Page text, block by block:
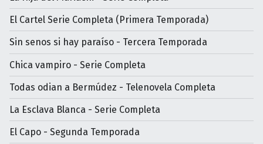
El Cartel Serie Completa (Primera Temporada)
Sin senos si hay paraíso - Tercera Temporada
Chica vampiro - Serie Completa
Todas odian a Bermúdez - Telenovela Completa
La Esclava Blanca - Serie Completa
El Capo - Segunda Temporada